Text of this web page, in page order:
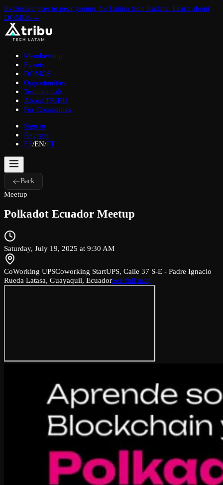
Exclusive peer to peer groups for Latino tech leaders. Learn about
DOMOS. →
Membership
Events
DOMOS
Opportunities
Testimonials
About TRIBU
For Companies
Sign in
Register
ES/EN/PT
Back
Meetup
Polkadot Ecuador Meetup
Saturday, July 19, 2025 at 9:30 AM
CoWorking UPSCoworking StartUPS, Calle 37 S-E - Padre Ignacio
Rueda Latasa, Guayaquil, EcuadorSee full map